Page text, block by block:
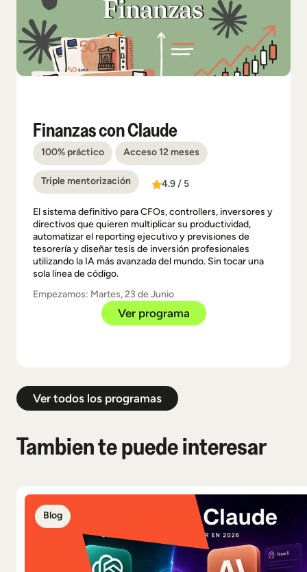
Finanzas con Claude
100% práctico Acceso 12 meses
Triple mentorización 4.9 / 5
El sistema definitivo para CFOs, controllers, inversores y
directivos que quieren multiplicar su productividad,
automatizar el reporting ejecutivo y previsiones de
tesorería y diseñar tesis de inversión profesionales
utilizando la IA más avanzada del mundo. Sin tocar una
sola línea de código.
Empezamos: Martes, 23 de Junio
Ver programa
Ver todos los programas
Tambien te puede interesar
Blog